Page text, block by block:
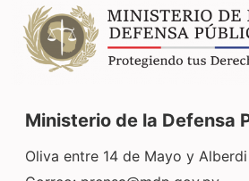
Ministerio de la Defensa
Oliva entre 14 de Mayo y